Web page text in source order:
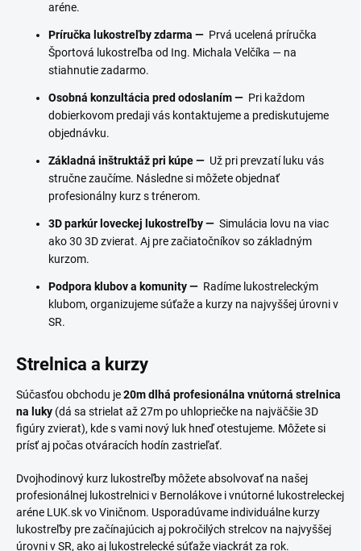
aréne.
Príručka lukostreľby zdarma — Prvá ucelená príručka
Športová lukostreľba od Ing. Michala Velčíka — na
stiahnutie zadarmo.
Osobná konzultácia pred odoslaním — Pri každom
dobierkovom predaji vás kontaktujeme a prediskutujeme
objednávku.
Základná inštruktáž pri kúpe — Už pri prevzatí luku vás
stručne zaučíme. Následne si môžete objednať
profesionálny kurz s trénerom.
3D parkúr loveckej lukostreľby — Simulácia lovu na viac
ako 30 3D zvierat. Aj pre začiatočníkov so základným
kurzom.
Podpora klubov a komunity — Radíme lukostreleckým
klubom, organizujeme súťaže a kurzy na najvyššej úrovni v
SR.
Strelnica a kurzy
Súčasťou obchodu je20m dlhá profesionálna vnútorná strelnica
na luky (dá sa strielat až 27m po uhlopriečke na najväčšie 3D
figúry zvierat), kde s vami nový luk hneď otestujeme. Môžete si
prísť aj počas otváracích hodín zastrieľať.
Dvojhodinový kurz lukostreľby môžete absolvovať na našej
profesionálnej lukostrelnici v Bernolákove i vnútorné lukostreleckej
aréne LUK.sk vo Viničnom. Usporadúvame individuálne kurzy
lukostreľby pre začínajúcich aj pokročilých strelcov na najvyššej
úrovni v SR, ako aj lukostrelecké súťaže viackrát za rok.